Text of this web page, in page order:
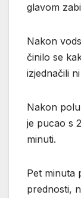
glavom
Nakon
činilo se
izjednačili
Nakon
je pucao s
minuti.
Pet minuta
prednosti,